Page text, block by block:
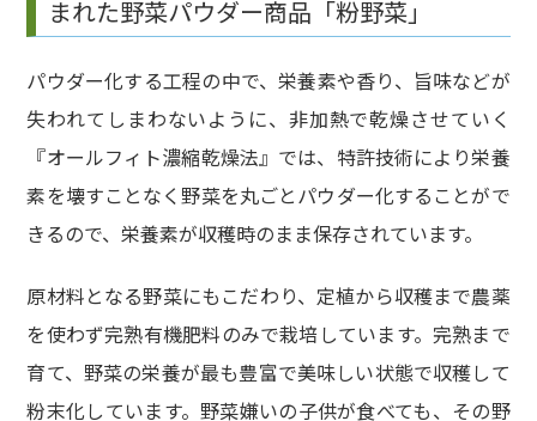
まれた野菜パウダー商品「粉野菜」
パウダー化する工程の中で、栄養素や香り、旨味などが
失われてしまわないように、非加熱で乾燥させていく
『オールフィト濃縮乾燥法』では、特許技術により栄養
素を壊すことなく野菜を丸ごとパウダー化することがで
きるので、栄養素が収穫時のまま保存されています。
原材料となる野菜にもこだわり、定植から収穫まで農薬
を使わず完熟有機肥料のみで栽培しています。完熟まで
育て、野菜の栄養が最も豊富で美味しい状態で収穫して
粉末化しています。野菜嫌いの子供が食べても、その野